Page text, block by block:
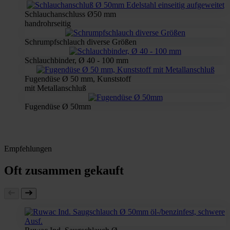
Schlauchanschluss Ø50 mm
handrohrseitig
Schrumpfschlauch diverse Größen
Schlauchbinder, Ø 40 - 100 mm
Fugendüse Ø 50 mm, Kunststoff
mit Metallanschluß
Fugendüse Ø 50mm
Empfehlungen
Oft zusammen gekauft